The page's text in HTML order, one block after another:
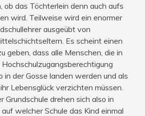
ob das Töchterlein denn auch aufs
wird. Teilweise wird ein enormer
ausgeübt von
Es scheint einen
geben, dass alle Menschen, die in
in der Gosse landen werden und als
Lebensglück verzichten müssen.
Grundschule drehen sich also in
welcher Schule das Kind einmal